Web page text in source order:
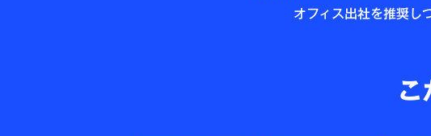
オフィス出社を推奨し
こ